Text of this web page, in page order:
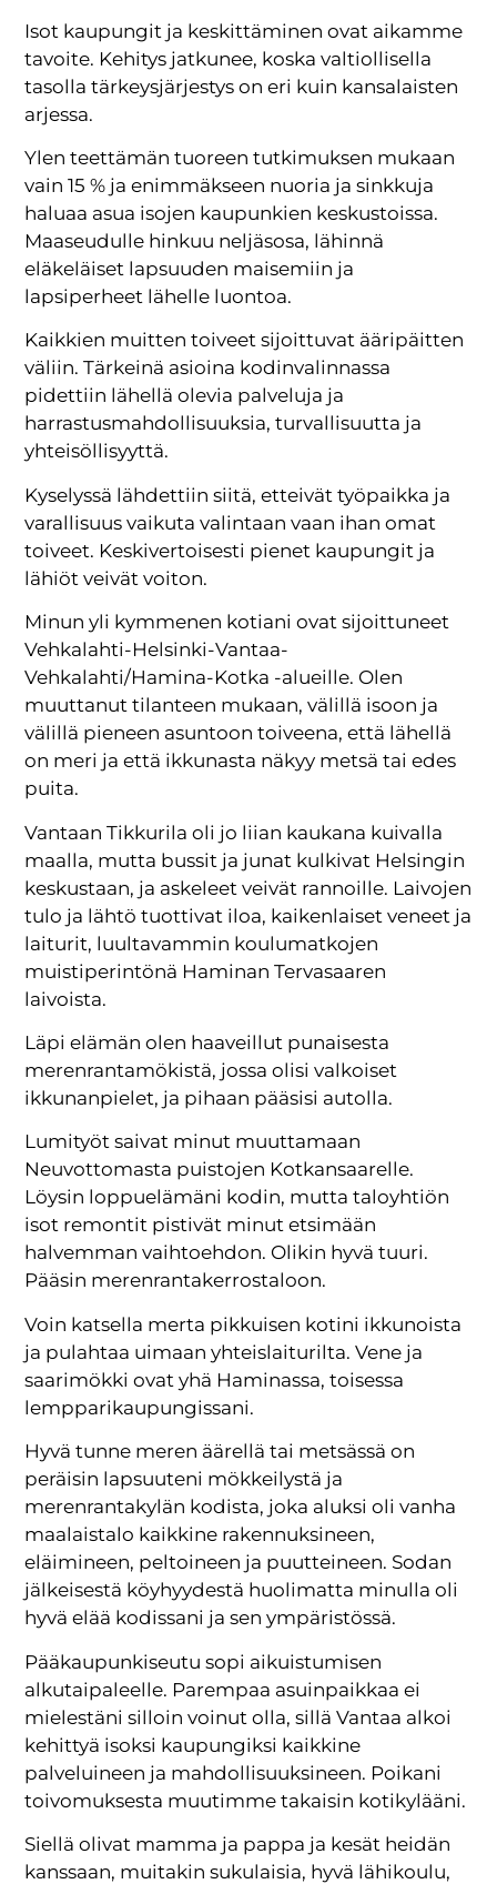
Isot kaupungit ja keskittäminen ovat aikamme
tavoite. Kehitys jatkunee, koska valtiollisella
tasolla tärkeysjärjestys on eri kuin kansalaisten
arjessa.
Ylen teettämän tuoreen tutkimuksen mukaan
vain 15 % ja enimmäkseen nuoria ja sinkkuja
haluaa asua isojen kaupunkien keskustoissa.
Maaseudulle hinkuu neljäsosa, lähinnä
eläkeläiset lapsuuden maisemiin ja
lapsiperheet lähelle luontoa.
Kaikkien muitten toiveet sijoittuvat ääripäitten
väliin. Tärkeinä asioina kodinvalinnassa
pidettiin lähellä olevia palveluja ja
harrastusmahdollisuuksia, turvallisuutta ja
yhteisöllisyyttä.
Kyselyssä lähdettiin siitä, etteivät työpaikka ja
varallisuus vaikuta valintaan vaan ihan omat
toiveet. Keskivertoisesti pienet kaupungit ja
lähiöt veivät voiton.
Minun yli kymmenen kotiani ovat sijoittuneet
Vehkalahti-Helsinki-Vantaa-
Vehkalahti/Hamina-Kotka -alueille. Olen
muuttanut tilanteen mukaan, välillä isoon ja
välillä pieneen asuntoon toiveena, että lähellä
on meri ja että ikkunasta näkyy metsä tai edes
puita.
Vantaan Tikkurila oli jo liian kaukana kuivalla
maalla, mutta bussit ja junat kulkivat Helsingin
keskustaan, ja askeleet veivät rannoille. Laivojen
tulo ja lähtö tuottivat iloa, kaikenlaiset veneet ja
laiturit, luultavammin koulumatkojen
muistiperintönä Haminan Tervasaaren
laivoista.
Läpi elämän olen haaveillut punaisesta
merenrantamökistä, jossa olisi valkoiset
ikkunanpielet, ja pihaan pääsisi autolla.
Lumityöt saivat minut muuttamaan
Neuvottomasta puistojen Kotkansaarelle.
Löysin loppuelämäni kodin, mutta taloyhtiön
isot remontit pistivät minut etsimään
halvemman vaihtoehdon. Olikin hyvä tuuri.
Pääsin merenrantakerrostaloon.
Voin katsella merta pikkuisen kotini ikkunoista
ja pulahtaa uimaan yhteislaiturilta. Vene ja
saarimökki ovat yhä Haminassa, toisessa
lempparikaupungissani.
Hyvä tunne meren äärellä tai metsässä on
peräisin lapsuuteni mökkeilystä ja
merenrantakylän kodista, joka aluksi oli vanha
maalaistalo kaikkine rakennuksineen,
eläimineen, peltoineen ja puutteineen. Sodan
jälkeisestä köyhyydestä huolimatta minulla oli
hyvä elää kodissani ja sen ympäristössä.
Pääkaupunkiseutu sopi aikuistumisen
alkutaipaleelle. Parempaa asuinpaikkaa ei
mielestäni silloin voinut olla, sillä Vantaa alkoi
kehittyä isoksi kaupungiksi kaikkine
palveluineen ja mahdollisuuksineen. Poikani
toivomuksesta muutimme takaisin kotikylääni.
Siellä olivat mamma ja pappa ja kesät heidän
kanssaan, muitakin sukulaisia, hyvä lähikoulu,